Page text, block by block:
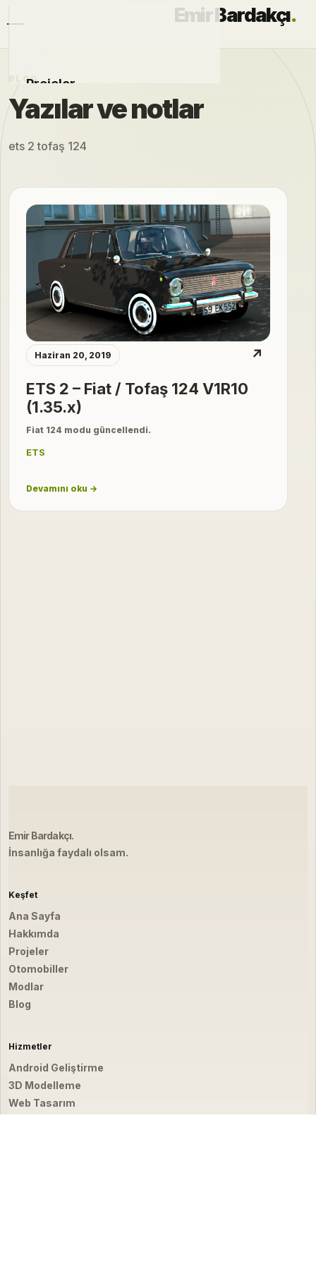
Emir Bardakçı.
Projeler
Otomobiller
Modlar
Hakkımda
Blog
BLOG
Yazılar ve notlar
ets 2 tofaş 124
Haziran 20, 2019 ↗
ETS 2 – Fiat / Tofaş 124 V1R10
(1.35.x)
Fiat 124 modu güncellendi.
ETS
Devamını oku →
Emir Bardakçı.
İnsanlığa faydalı olsam.
Keşfet
Ana Sayfa
Hakkımda
Projeler
Otomobiller
Modlar
Blog
Hizmetler
Android Geliştirme
3D Modelleme
Web Tasarım